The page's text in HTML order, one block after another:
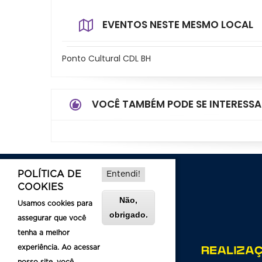
EVENTOS NESTE MESMO LOCAL
Ponto Cultural CDL BH
VOCÊ TAMBÉM PODE SE
POLÍTICA DE
COOKIES
Usamos cookies para
assegurar que você
tenha a melhor
experiência. Ao acessar
Entendi!
Não,
obrigado.